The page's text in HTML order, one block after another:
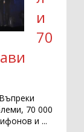
и
70
70 000
и ...